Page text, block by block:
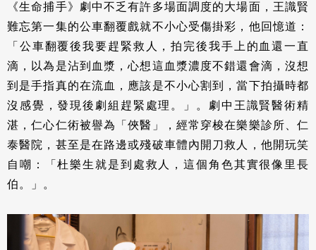
《生命捕手》劇中不乏有許多場面調度的大場面，王識賢
難忘第一集的公車翻覆戲就不小心受傷掛彩，他回憶道：
「公車翻覆後我要趕緊救人，拍完後我手上的血還一直
滴，以為是沾到血漿，心想這血漿濃度不錯還會滴，沒想
到是手指真的在流血，應該是不小心割到，當下拍攝時都
沒感覺，發現後劇組趕緊處理。」。劇中王識賢醫術精
湛，仁心仁術被譽為「俠醫」，經常穿梭在樂樂診所、仁
泰醫院，甚至是在路邊或殘破車體內開刀救人，他開玩笑
自嘲：「杜樂生就是到處救人，這個角色其實很像里長
伯。」。